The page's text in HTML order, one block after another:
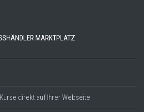
MARKTPLATZ
direkt auf Ihrer Webseite